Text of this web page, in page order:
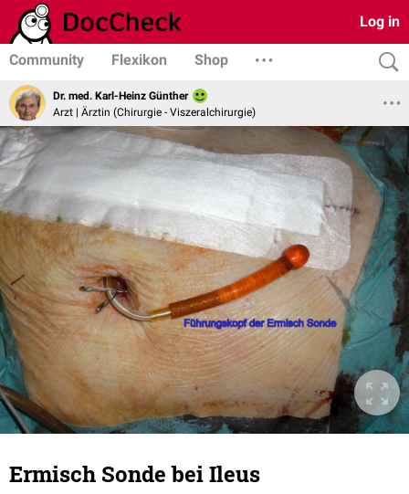
Log in
Community Flexikon Shop
Dr. med. Karl-Heinz Günther
Arzt | Ärztin (Chirurgie - Viszeralchirurgie)
Ermisch Sonde bei Ileus